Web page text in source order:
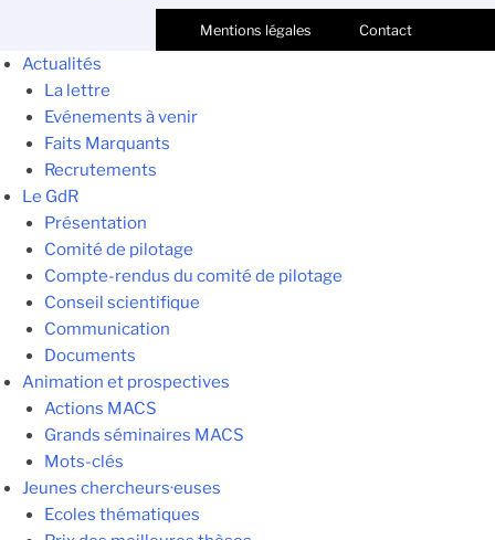
Mentions légales Contact
Actualités
La lettre
Evénements à venir
Faits Marquants
Recrutements
Le GdR
Présentation
Comité de pilotage
Compte-rendus du comité de pilotage
Conseil scientifique
Communication
Documents
Animation et prospectives
Actions MACS
Grands séminaires MACS
Mots-clés
Jeunes chercheurs·euses
Ecoles thématiques